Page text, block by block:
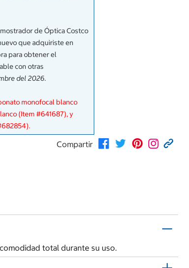
de Óptica Costco
que adquiriste en
para obtener el
con otras
del 2026.
monofocal blanco
(Item #641687), y
Compartir
total durante su uso.